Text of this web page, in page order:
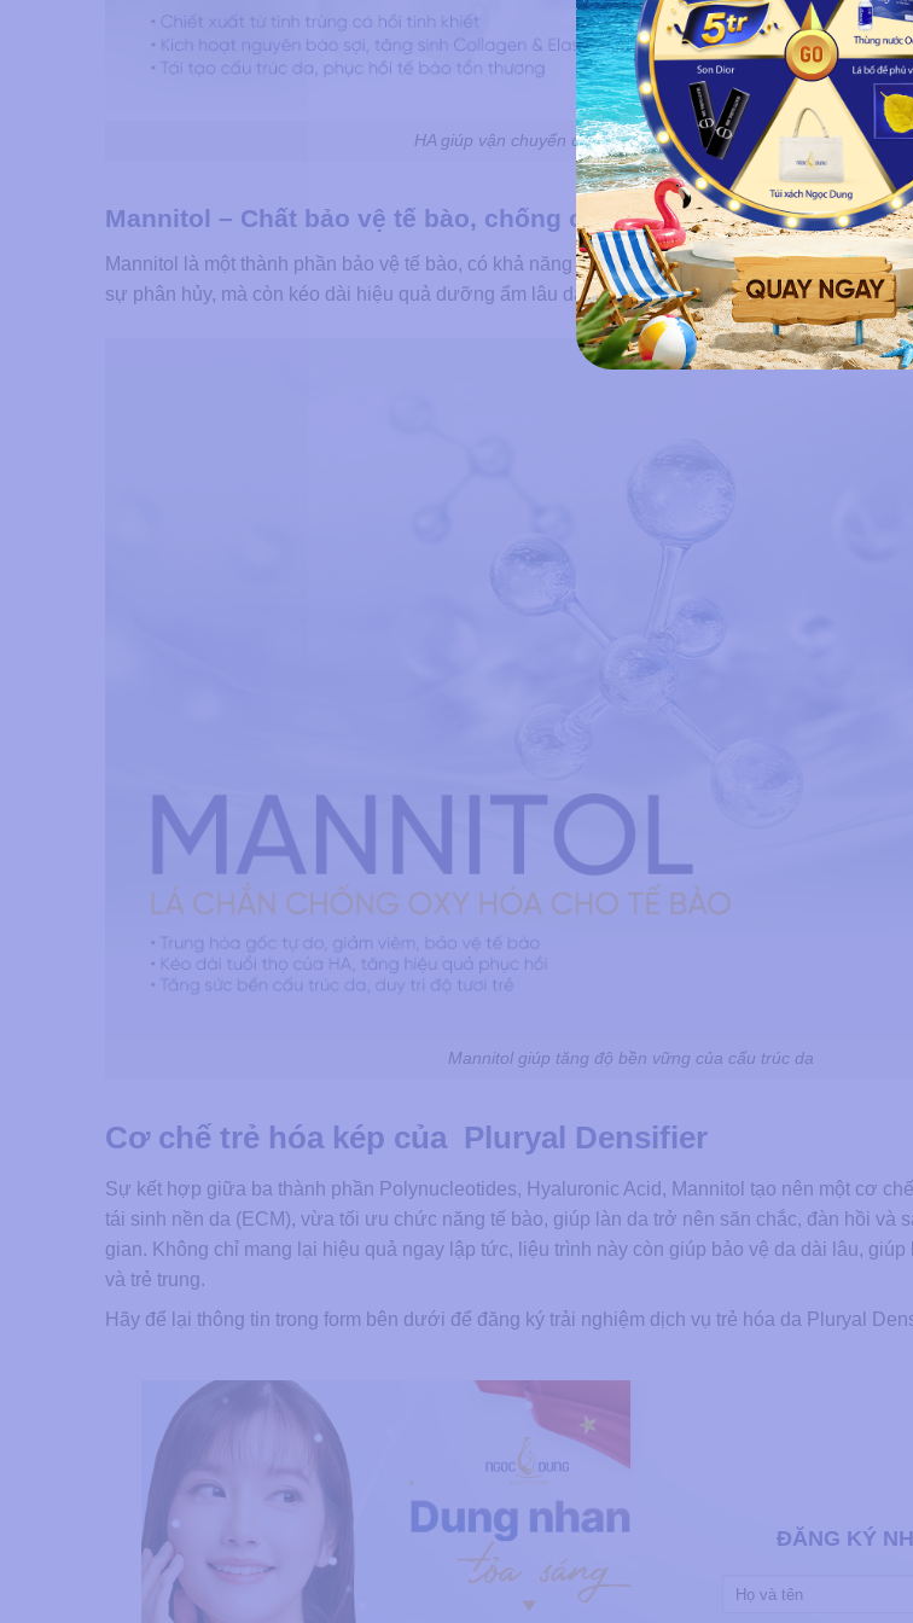
HA giúp vận chuyển dưỡng chất trong cấu trúc da (ECM)
Mannitol – Chất bảo vệ tế bào, chống oxy hóa
Mannitol là một thành phần bảo vệ tế bào, có khả năng chống oxy hóa mạnh mẽ. Chất này
sự phân hủy, mà còn kéo dài hiệu quả dưỡng ẩm lâu dài, từ đó tăng độ bền vững của cấu trúc
Mannitol giúp tăng độ bền vững của cấu trúc da
Cơ chế trẻ hóa kép của Pluryal Densifier
Sự kết hợp giữa ba thành phần Polynucleotides, Hyaluronic Acid, Mannitol tạo nên một cơ
tái sinh nền da (ECM), vừa tối ưu chức năng tế bào, giúp làn da trở nên săn chắc, đàn hồi và
gian. Không chỉ mang lại hiệu quả ngay lập tức, liệu trình này còn giúp bảo vệ da dài lâu,
và trẻ trung.
Hãy để lại thông tin trong form bên dưới để đăng ký trải nghiệm dịch vụ trẻ hóa da Pluryal
ĐĂNG KÝ